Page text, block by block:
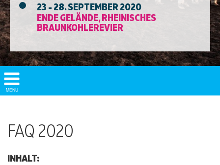
23 - 28. SEPTEMBER 2020
ENDE GELÄNDE, RHEINISCHES
BRAUNKOHLEREVIER
Show/
Hide
MENU
FAQ 2020
INHALT: